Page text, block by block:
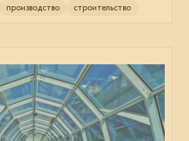
производство строительство